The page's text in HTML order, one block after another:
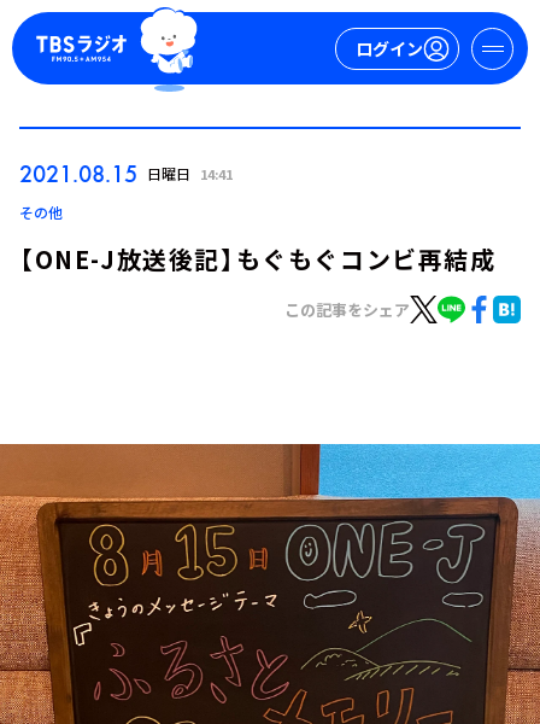
ログイン
今日の番組表
トピックス
TBS Podcast
お知らせ
イベント・グッズ
YouTube
会社情報
2021.08.15 日曜日 14:41
その他
【ONE-J放送後記】もぐもぐコンビ再結成
この記事をシェア